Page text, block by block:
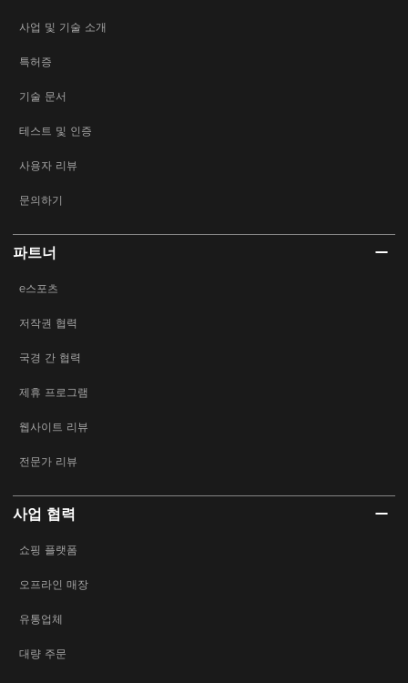
사업 및 기술 소개
특허증
기술 문서
테스트 및 인증
사용자 리뷰
문의하기
파트너
e스포츠
저작권 협력
국경 간 협력
제휴 프로그램
웹사이트 리뷰
전문가 리뷰
사업 협력
쇼핑 플랫폼
오프라인 매장
유통업체
대량 주문